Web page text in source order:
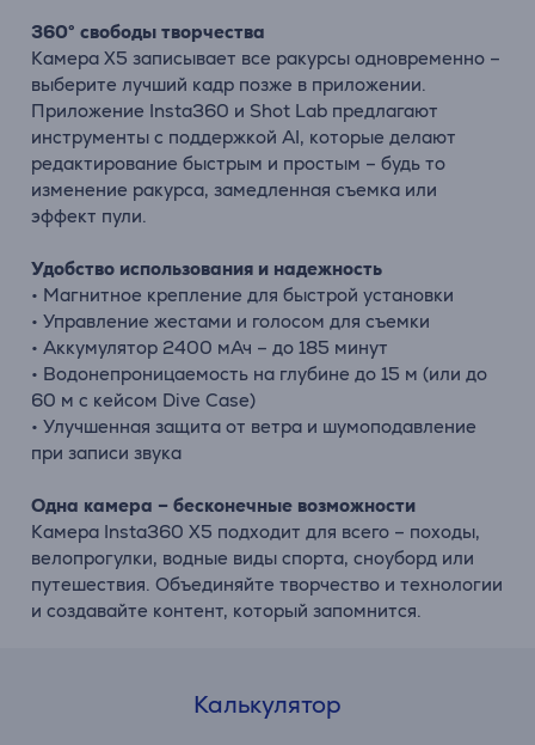
360° свободы творчества
Камера X5 записывает все ракурсы одновременно –
выберите лучший кадр позже в приложении.
Приложение Insta360 и Shot Lab предлагают
инструменты с поддержкой AI, которые делают
редактирование быстрым и простым – будь то
изменение ракурса, замедленная съемка или
эффект пули.
Удобство использования и надежность
• Магнитное крепление для быстрой установки
• Управление жестами и голосом для съемки
• Аккумулятор 2400 мАч – до 185 минут
• Водонепроницаемость на глубине до 15 м (или до
60 м с кейсом Dive Case)
• Улучшенная защита от ветра и шумоподавление
при записи звука
Одна камера – бесконечные возможности
Камера Insta360 X5 подходит для всего – походы,
велопрогулки, водные виды спорта, сноуборд или
путешествия. Объединяйте творчество и технологии
и создавайте контент, который запомнится.
Калькулятор